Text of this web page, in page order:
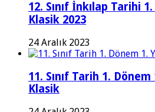
12. Sınıf İnkılap Tarihi 1.
Klasik 2023
24 Aralık 2023
11. Sınıf Tarih 1. Dönem
Klasik